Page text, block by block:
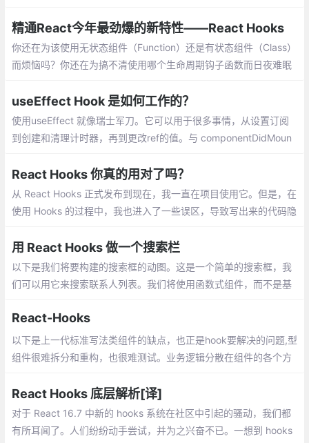
补丁，结果有多个补丁成功通过并被采纳，
这位 Repairnator 到底是如何拯救程序员于
水火的呢？
精通React今年最劲爆的新特性——React Hooks
你还在为该使用无状态组件（Function）还是有状态组件（Class）
而烦恼吗？你还在为搞不清使用哪个生命周期钩子函数而日夜难眠
ct Hooks是今年最劲爆的新特性真的毫不夸张。
useEffect Hook 是如何工作的？
使用useEffect 就像瑞士军刀。它可以用于很多事情，从设置订阅
到创建和清理计时器，再到更改ref的值。与 componentDidMoun
后，传给 useEffect 的函数会延迟调用。
React Hooks 你真的用对了吗？
从 React Hooks 正式发布到现在，我一直在项目使用它。但是，在
使用 Hooks 的过程中，我也进入了一些误区，导致写出来的代码隐
结一些好的实践，以供大家参考
用 React Hooks 做一个搜索栏
以下是我们将要构建的搜索框的动图。这是一个简单的搜索框，我
们可以用它来搜索联系人列表。我们将使用函数式组件，而不是基
React-Hooks
以下是上一代标准写法类组件的缺点，也正是hook要解决的问题,型
组件很难拆分和重构，也很难测试。业务逻辑分散在组件的各个方
React Hooks 底层解析[译]
对于 React 16.7 中新的 hooks 系统在社区中引起的骚动，我们都
有所耳闻了。人们纷纷动手尝试，并为之兴奋不已。一想到 hooks